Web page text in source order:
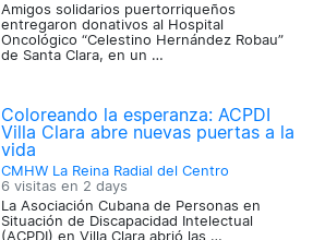
Amigos solidarios puertorriqueños
entregaron donativos al Hospital
Oncológico “Celestino Hernández Robau”
de Santa Clara, en un …
Coloreando la esperanza: ACPDI
Villa Clara abre nuevas puertas a la
vida
CMHW La Reina Radial del Centro
6 visitas en 2 days
La Asociación Cubana de Personas en
Situación de Discapacidad Intelectual
(ACPDI) en Villa Clara abrió las …